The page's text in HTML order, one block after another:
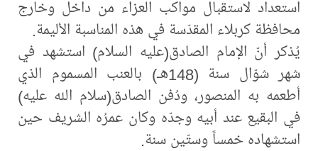
استعداد لاستقبال مواكب العزاء من داخل وخارج
محافظة كربلاء المقدّسة في هذه المناسبة الأليمة.
يُذكر أنّ الإمام الصادق(عليه السلام) استشهد في
شهر شوّال سنة (148هـ) بالعنب المسموم الذي
أطعمه به المنصور، ودُفن الصادق(سلام الله عليه)
في البقيع عند أبيه وجدّه وكان عمرُه الشريف حين
استشهاده خمساً وستّين سنة.